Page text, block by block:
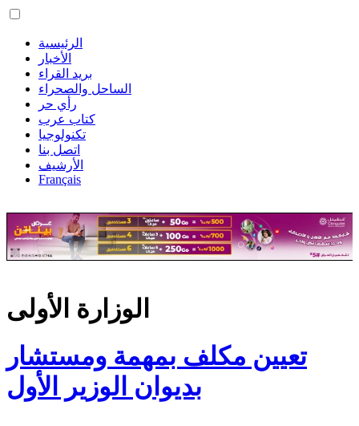
الرئيسية
الأخبار
بريد القراء
الساحل والصحراء
رأي حر
كتاب عرب
تكنولوجيا
اتصل بنا
الأرشيف
Français
الوزارة الأولى
تعيين مكلف بمهمة ومستشار
بديوان الوزير الأول